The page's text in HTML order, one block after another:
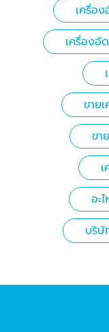
เครื่อ
เครื่องอั
ขาย
ขา
อะ
บริษั